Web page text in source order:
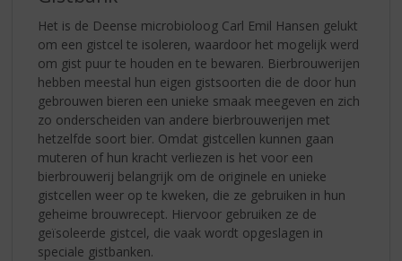
Het is de Deense microbioloog Carl Emil Hansen gelukt
om een gistcel te isoleren, waardoor het mogelijk werd
om gist puur te houden en te bewaren. Bierbrouwerijen
hebben meestal hun eigen gistsoorten die de door hun
gebrouwen bieren een unieke smaak meegeven en zich
zo onderscheiden van andere bierbrouwerijen met
hetzelfde soort bier. Omdat gistcellen kunnen gaan
muteren of hun kracht verliezen is het voor een
bierbrouwerij belangrijk om de originele en unieke
gistcellen weer op te kweken, die ze gebruiken in hun
geheime brouwrecept. Hiervoor gebruiken ze de
geïsoleerde gistcel, die vaak wordt opgeslagen in
speciale gistbanken.